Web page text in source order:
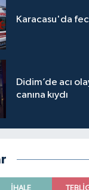
Karacasu'da
Didim’de acı
canına kıydı